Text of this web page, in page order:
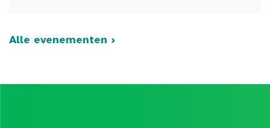
Alle evenementen ›